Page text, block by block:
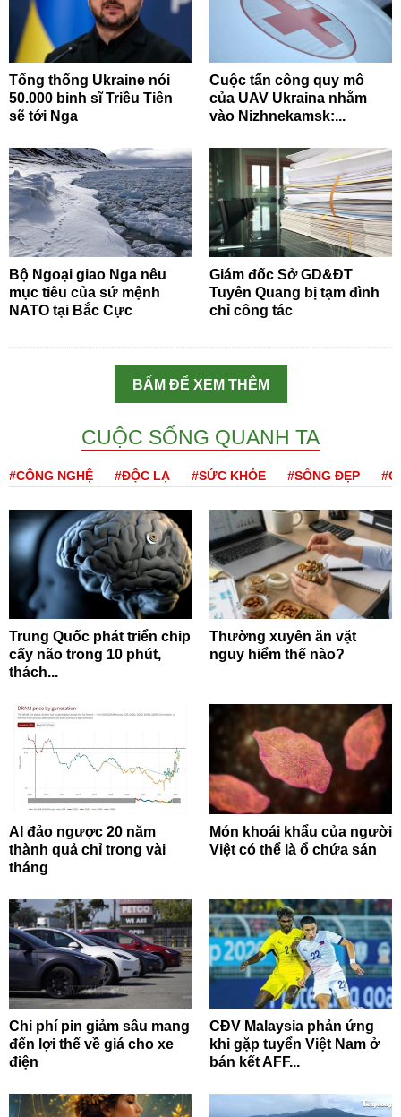
Tổng thống Ukraine nói
50.000 binh sĩ Triều Tiên
sẽ tới Nga
Cuộc tấn công quy mô
của UAV Ukraina nhằm
vào Nizhnekamsk:...
Bộ Ngoại giao Nga nêu
mục tiêu của sứ mệnh
NATO tại Bắc Cực
Giám đốc Sở GD&ĐT
Tuyên Quang bị tạm đình
chỉ công tác
BẤM ĐỂ XEM THÊM
CUỘC SỐNG QUANH TA
#CÔNG NGHỆ #ĐỘC LẠ #SỨC KHỎE #SỐNG ĐẸP
Trung Quốc phát triển chip
cấy não trong 10 phút,
thách...
Thường xuyên ăn vặt
nguy hiểm thế nào?
AI đảo ngược 20 năm
thành quả chỉ trong vài
tháng
Món khoái khẩu của người
Việt có thể là ổ chứa sán
Chi phí pin giảm sâu mang
đến lợi thế về giá cho xe
điện
CĐV Malaysia phản ứng
khi gặp tuyển Việt Nam ở
bán kết AFF...